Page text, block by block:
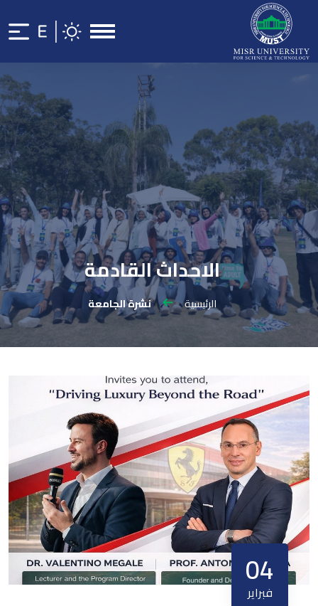
الاحداث القادمة
الرئيسية نشرة الجامعة
04
فبراير